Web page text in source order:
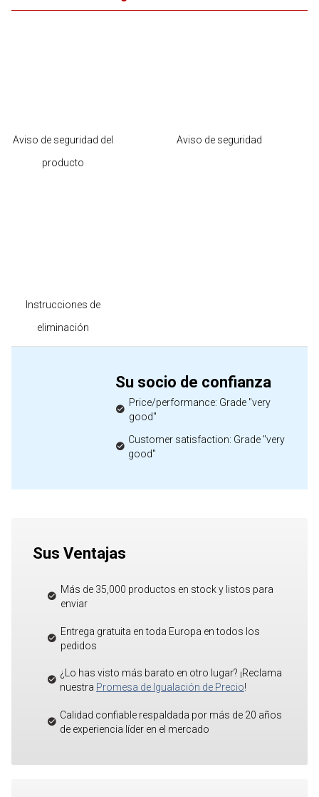
Aviso de seguridad del
producto
Aviso de seguridad
Instrucciones de
eliminación
Su socio de confianza
Price/performance: Grade "very
good"
Customer satisfaction: Grade "very
good"
Sus Ventajas
Más de 35,000 productos en stock y listos para
enviar
Entrega gratuita en toda Europa en todos los
pedidos
¿Lo has visto más barato en otro lugar? ¡Reclama
nuestra Promesa de Igualación de Precio!
Calidad confiable respaldada por más de 20 años
de experiencia líder en el mercado